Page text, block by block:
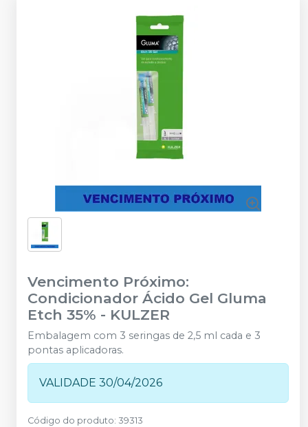
Vencimento Próximo:
Condicionador Ácido Gel Gluma
Etch 35% - KULZER
Embalagem com 3 seringas de 2,5 ml cada e 3
pontas aplicadoras.
VALIDADE 30/04/2026
Código do produto: 39313